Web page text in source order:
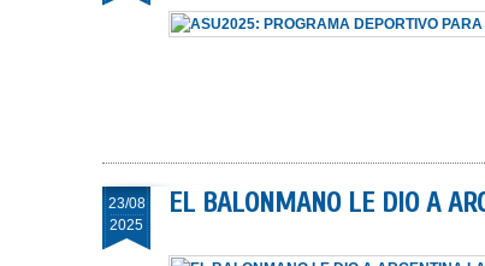
23/08
2025
EL BALONMANO LE DIO A